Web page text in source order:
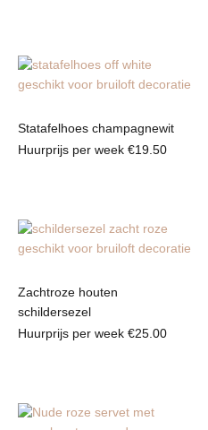
Statafelhoes champagnewit
Huurprijs per week €19.50
Zachtroze houten
schildersezel
Huurprijs per week €25.00